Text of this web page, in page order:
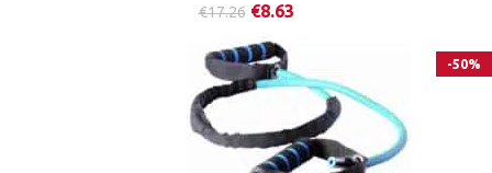
€17.26 €8.63
-50%